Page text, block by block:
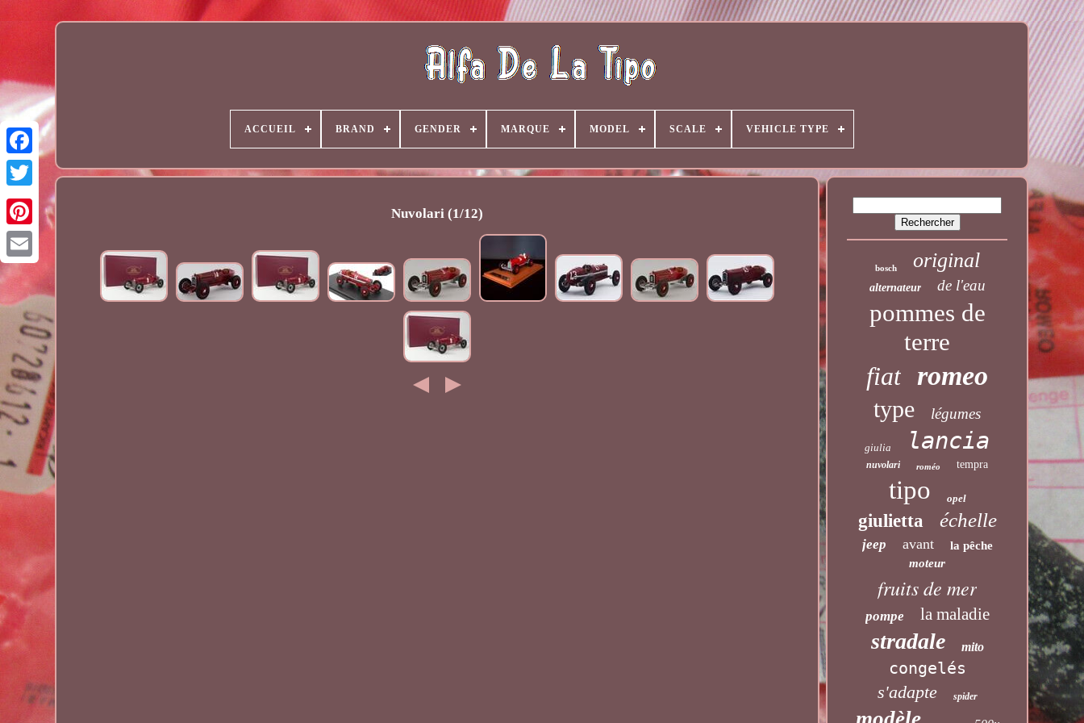
Email
ACCUEIL BRAND GENDER MARQUE MODEL SCALE VEHICLE TYPE
Nuvolari (1/12)
bosch original
alternateur de l'eau
pommes de
terre
fiat romeo
type légumes
giulia lancia
nuvolari roméo tempra
tipo opel
giulietta échelle
jeep avant
la pêche
moteur
fruits de mer
pompe la maladie
stradale mito
congelés
s'adapte spider